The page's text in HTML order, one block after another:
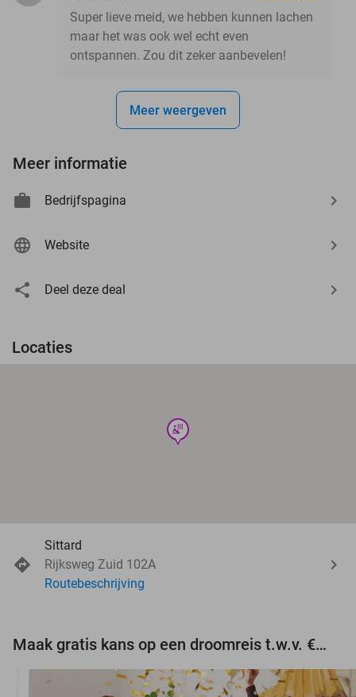
Super lieve meid, we hebben kunnen lachen
maar het was ook wel echt even
ontspannen. Zou dit zeker aanbevelen!
Meer weergeven
Meer informatie
Bedrijfspagina
Website
Deel deze deal
Locaties
wellness
Sittard
Rijksweg Zuid 102A
Routebeschrijving
Maak gratis kans op een droomreis t.w.v. €3.000!